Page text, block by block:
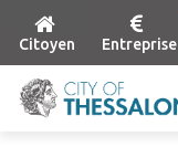
Citoyen Entreprise